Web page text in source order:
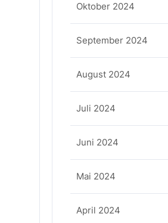
Oktober 2024
September 2024
August 2024
Juli 2024
Juni 2024
Mai 2024
April 2024